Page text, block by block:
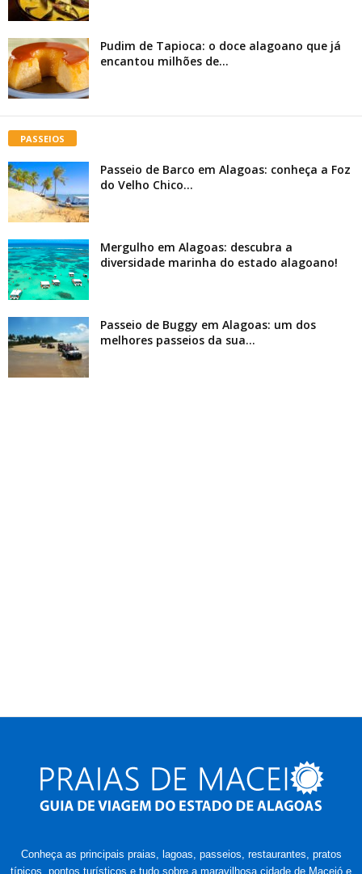
Pudim de Tapioca: o doce alagoano que já
encantou milhões de...
PASSEIOS
Passeio de Barco em Alagoas: conheça a Foz
do Velho Chico...
Mergulho em Alagoas: descubra a
diversidade marinha do estado alagoano!
Passeio de Buggy em Alagoas: um dos
melhores passeios da sua...
Conheça as principais praias, lagoas, passeios, restaurantes, pratos
típicos, pontos turísticos e tudo sobre a maravilhosa cidade de Maceió e